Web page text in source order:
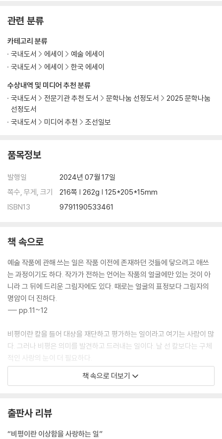
관련 분류
수상내역 및 미디어 추천 분류
국내도서
전문기관 추천 도서 문학나눔 선정도서
2025 문학나눔
선정도서
국내도서
미디어 추천 조선일보
카테고리 분류
국내도서
에세이
예술 에세이
국내도서
에세이 한국 에세이
품목정보
발행일
2024년 07월 17일
쪽수, 무게, 크기
216쪽 | 262g | 125*205*15mm
ISBN13
9791190533461
책 속으로
예술 작품에 관해 쓰는 일은 작품 이전에 존재하던 것들에 닿으려고 애쓰
는 과정이기도 하다. 작가가 전하는 언어는 작품의 얼굴에만 있는 것이 아
니라 그 뒤에 드리운 그림자에도 있다. 때로는 얼굴의 표정보다 그림자의
명암이 더 진하다.
--- pp.11~12
비평이란 칼을 들어 대상을 재단하고 평가하는 일이라고 여기는 사람이 많
다. 그러나 비평은 의미를 발견하고 드러내는 일이다. 날 선 칼보다는 구체
적인 사랑의 눈이 더 필요하다.
--- p.13
를 연결하는 일이기 때문이다.
--- p.34
책 속으로 더보기
출판사 리뷰
“비평이란 이상함을 사랑하는 일”